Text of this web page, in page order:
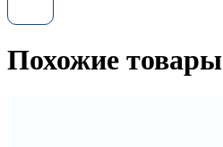
600GB
2,5-
SAS
Похожие товары